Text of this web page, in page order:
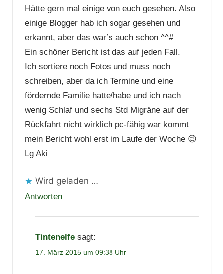
Hätte gern mal einige von euch gesehen. Also
einige Blogger hab ich sogar gesehen und
erkannt, aber das war’s auch schon ^^#
Ein schöner Bericht ist das auf jeden Fall.
Ich sortiere noch Fotos und muss noch
schreiben, aber da ich Termine und eine
fördernde Familie hatte/habe und ich nach
wenig Schlaf und sechs Std Migräne auf der
Rückfahrt nicht wirklich pc-fähig war kommt
mein Bericht wohl erst im Laufe der Woche 😉
Lg Aki
Wird geladen …
Antworten
Tintenelfe sagt:
17. März 2015 um 09:38 Uhr